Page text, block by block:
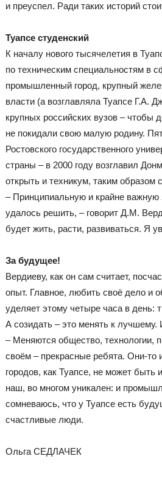
и преуспел. Ради таких историй
Туапсе студенский
К началу нового тысячелетия в
по техническим специальностям в
промышленный город, крупный
власти (а возглавляла Туапсе Г.А.
крупных российских вузов – чтобы
не покидали свою малую родину.
Ростовского государственного
страны – в 2000 году возглавил
открыть и техникум, таким
– Принципиальную и крайне важную
удалось решить, – говорит Д.М.
будет жить, расти, развиваться. Я
За будущее!
Вердиеву, как он сам считает,
опыт. Главное, любить своё дело и
уделяет этому четыре часа в день:
А созидать – это менять к
– Меняются общество,
своём – прекрасные ребята. Они-то
городов, как Туапсе, не может быть
наш, во многом уникален: и
сомневаюсь, что у Туапсе есть
счастливые люди.
Ольга СЕДЛАЧЕК